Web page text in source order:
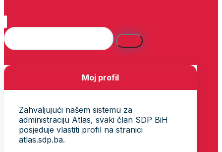
Moj profil
Zahvaljujući našem sistemu za
administraciju Atlas, svaki član SDP BiH
posjeduje vlastiti profil na stranici
atlas.sdp.ba.